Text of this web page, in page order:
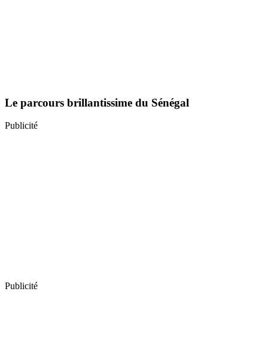
Le parcours brillantissime du Sénégal
Publicité
Publicité